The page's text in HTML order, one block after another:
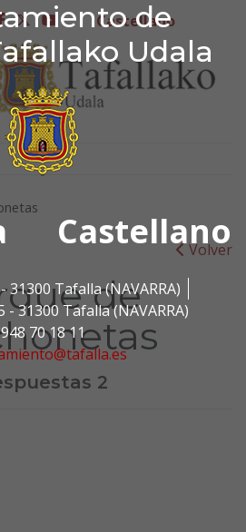
de
Udala
Castellano
31300 Tafalla (NAVARRA)
- 31300 Tafalla (NAVARRA)
948 70 18 11
de
facebook
twitter
youtubeCastellano
Volver
de
2